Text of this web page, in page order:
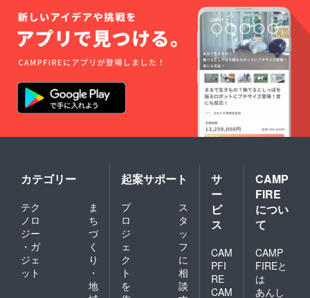
記入を
お願い
しま
す。最
大上限
数まで
の発送
となり
ます。
が含ま
れてい
ます。
※ご注文
状況、
使用部
材の供
給状
況、製
造工程
上の都
合等に
る場合
があり
ます。
※備考欄
に欲し
ト数の
記入を
お願い
しま
す。最
ターン
金額に
は送料
が含ま
れてい
ます。
※ご注文
状況、
使用部
材の供
況、製
合等に
より出
荷時期
が遅れ
る場合
があり
ます。
地域の
保育
園・幼
稚園へ
の寄贈
🚚 配送
プロ
ジェク
ト終了
後、約
内に順
🔥クラ
ウド
ファン
ディン
グ限定
この機
会にし
入らな
い特別
なセッ
トで
式会社
水野製
菓 【販
売元】
株式会
社水野
製菓 🔴
活用方
法 ・お
聞かせ
でのお
やつタ
イム ・
プレゼ
ントと
して ・
地域の
園・幼
稚園へ
の寄贈
🚚 配送
菓 🚚 配
送 プロ
ジェク
ト終了
後、約
2ヶ月以
内に順
次配送
予定。
送のみ
となり
ます。
日は
「お届
け予
定」月
の月末
です。
※こちら
ターン
金額に
は送料
が含ま
れてい
カテゴリー
テク
ノロ
ジー
・ガ
ジェ
ット
ま
ち
づ
く
り
・
地
起案サポート
プ
ロ
ジ
ェ
ク
ト
を
ス
タ
ッ
フ
に
相
談
サ
ー
ビ
ス
CAM
PFI
RE
CAM
CAMP
FIRE
につい
て
CAMP
FIREと
は
あんし